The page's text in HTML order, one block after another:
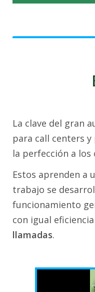
La clave del gran
para call centers
la perfección a los
Estos aprenden a
trabajo se
funcionamiento
con igual
llamadas.